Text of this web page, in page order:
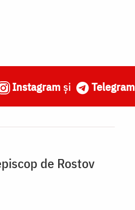
Instagram și Telegram
de Rostov